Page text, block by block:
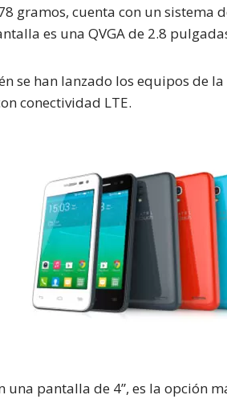
gramos, cuenta con un sistema
es una QVGA de 2.8
se han lanzado los equipos de la
conectividad LTE.
una pantalla de 4”, es la opción